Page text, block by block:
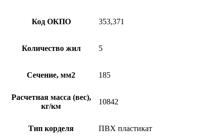
Код ОКПО 353,371
Количество жил 5
Сечение, мм2 185
Расчетная масса (вес),
кг/км
10842
Тип корделя ПВХ пластикат